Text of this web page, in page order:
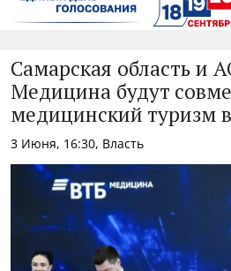
Самарская область и
Медицина будут
медицинский туризм
3 Июня, 16:30, Власть